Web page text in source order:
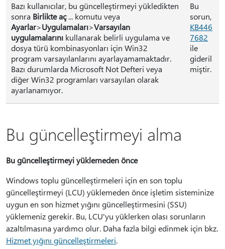
Bazı kullanıcılar, bu güncelleştirmeyi yükledikten
sonra Birlikte aç... komutu veya
Ayarlar>Uygulamaları>Varsayılan
uygulamalarını kullanarak belirli uygulama ve
dosya türü kombinasyonları için Win32
program varsayılanlarını ayarlayamamaktadır.
Bazı durumlarda Microsoft Not Defteri veya
diğer Win32 programları varsayılan olarak
ayarlanamıyor.
Bu
sorun,
KB446
7682
ile
gideril
miştir.
Bu güncelleştirmeyi alma
Bu güncelleştirmeyi yüklemeden önce
Windows toplu güncelleştirmeleri için en son toplu
güncelleştirmeyi (LCU) yüklemeden önce işletim sisteminize
uygun en son hizmet yığını güncelleştirmesini (SSU)
yüklemeniz gerekir. Bu, LCU'yu yüklerken olası sorunların
azaltılmasına yardımcı olur. Daha fazla bilgi edinmek için bkz.
Hizmet yığını güncelleştirmeleri.